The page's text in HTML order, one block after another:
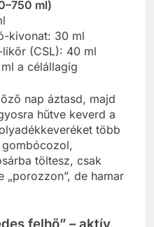
ml)
kivonat: 30 ml
(CSL): 40 ml
a célállagig
nap áztasd, majd
hűtve keverd a
több
töltesz, csak
„porozzon”, de hamar